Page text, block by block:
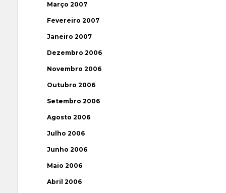
Março 2007
Fevereiro 2007
Janeiro 2007
Dezembro 2006
Novembro 2006
Outubro 2006
Setembro 2006
Agosto 2006
Julho 2006
Junho 2006
Maio 2006
Abril 2006